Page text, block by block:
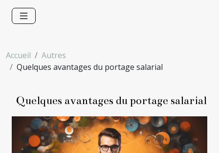
Accueil
Autres
Quelques avantages du portage salarial
Quelques avantages du portage salarial